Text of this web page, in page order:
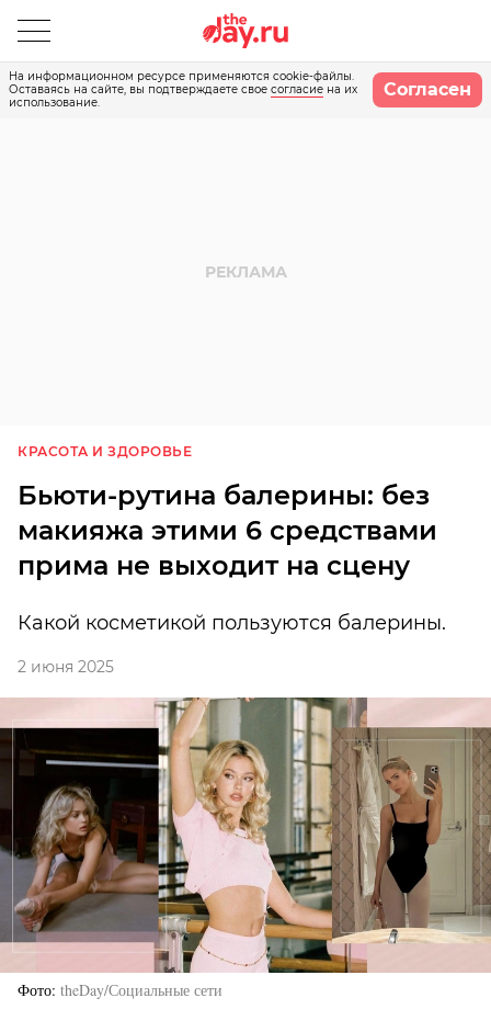
На информационном ресурсе применяются cookie-файлы.
Оставаясь на сайте, вы подтверждаете свое согласие на их
использование.
Согласен
КРАСОТА И ЗДОРОВЬЕ
Бьюти-рутина балерины: без
макияжа этими 6 средствами
прима не выходит на сцену
Какой косметикой пользуются балерины.
2 июня 2025
Фото theDay/Социальные сети